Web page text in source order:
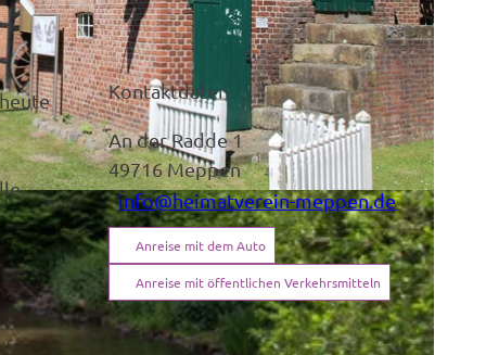
Kontaktdaten
An der Radde 1
49716Meppen
info@heimatverein-meppen.de
Anreise mit dem Auto
Anreise mit öffentlichen Verkehrsmitteln